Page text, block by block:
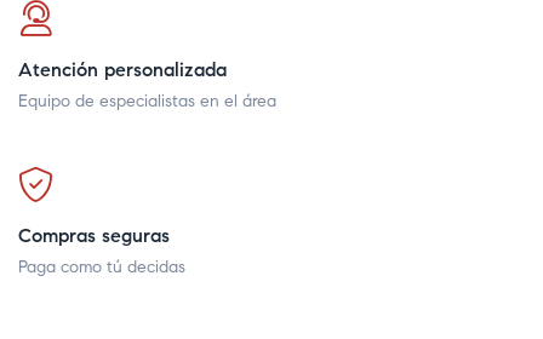
Atención personalizada
Equipo de especialistas en el área
Compras seguras
Paga como tú decidas